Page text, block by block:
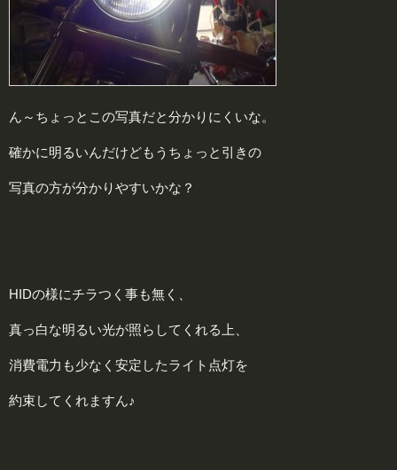
ん～ちょっとこの写真だと分かりにくいな。
確かに明るいんだけどもうちょっと引きの
写真の方が分かりやすいかな？
HIDの様にチラつく事も無く、
真っ白な明るい光が照らしてくれる上、
消費電力も少なく安定したライト点灯を
約束してくれますん♪